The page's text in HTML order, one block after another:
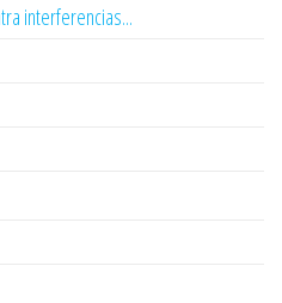
interferencias...